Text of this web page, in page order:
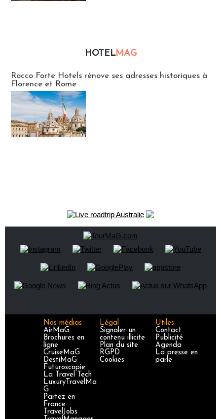
HOTELMAG
Rocco Forte Hotels rénove ses adresses historiques à
Florence et Rome
Nos médias
AirMaG
Brochures en
ligne
CruiseMaG
DestiMaG
Futuroscopie
La Travel Tech
LuxuryTravelMa
G
Partez en
France
TravelJobs
Légal
Signaler un
contenu illicite
Plan du site
RGPD
Cookies
Utiles
Contact
Publicité
Agenda
La presse en
parle